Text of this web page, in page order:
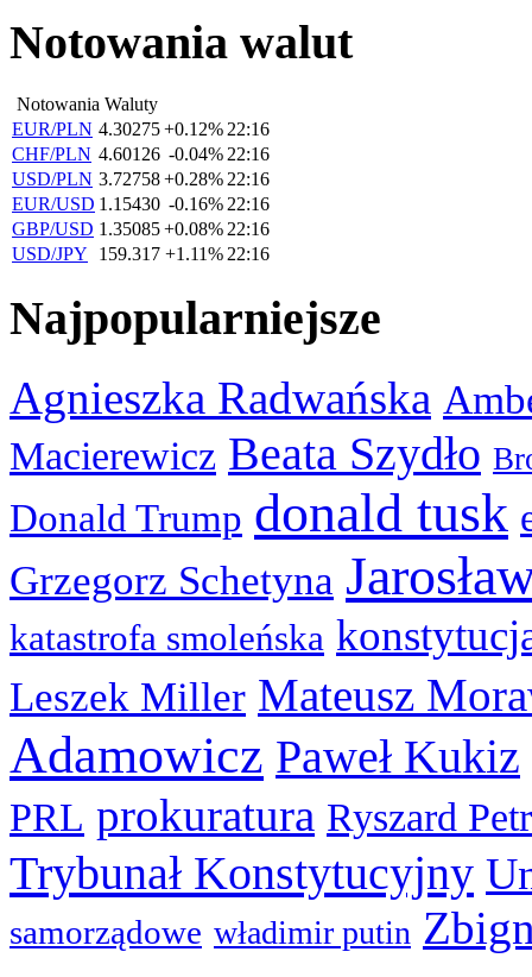
Notowania walut
Notowania Waluty
EUR/PLN 4.30275+0.12% 22:16
CHF/PLN 4.60126 -0.04% 22:16
USD/PLN 3.72758+0.28% 22:16
EUR/USD 1.15430 -0.16% 22:16
GBP/USD 1.35085+0.08% 22:16
USD/JPY
159.317 +1.11% 22:16
Najpopularniejsze
Agnieszka Radwańska
Macierewicz Beata Szydło
Donald Trump donald tusk
Grzegorz Schetyna
katastrofa smoleńska
Leszek Miller Mateusz
Adamowicz Paweł Kukiz
PRL prokuratura Ryszard
Trybunał Konstytucyjny
samorządowe władimir putin